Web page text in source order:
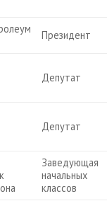
Президент
Депутат
Депутат
Заведующая
начальных
классов